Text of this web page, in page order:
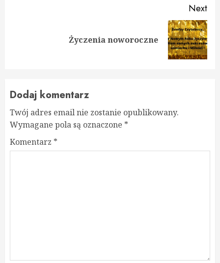
Next
Życzenia noworoczne
Dodaj komentarz
Twój adres email nie zostanie opublikowany.
Wymagane pola są oznaczone *
Komentarz *